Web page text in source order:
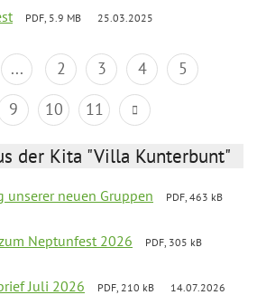
PDF, 5.9 MB 25.03.2025
... 2 3 4
5
9 10 11
der Kita "Villa Kunterbunt"
unserer neuen Gruppen
PDF, 463 kB
Neptunfest 2026
PDF, 305 kB
Juli 2026 PDF, 210 kB 14.07.2026